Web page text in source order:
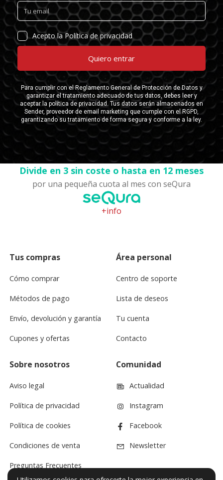
Divide en 3 sin coste o hasta en 12 meses
por una pequeña cuota al mes con seQura
+info
Tus compras
Cómo comprar
Métodos de pago
Envío, devolución y garantía
Cupones y ofertas
Área personal
Centro de soporte
Lista de deseos
Tu cuenta
Contacto
Sobre nosotros
Aviso legal
Política de privacidad
Política de cookies
Condiciones de venta
Preguntas Frecuentes
Comunidad
Actualidad
Instagram
Facebook
Newsletter